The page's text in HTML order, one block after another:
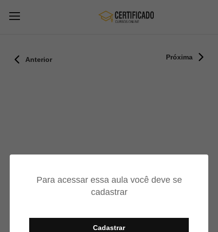
Para acessar essa aula você deve se
cadastrar
Cadastrar
Anterior Próxima